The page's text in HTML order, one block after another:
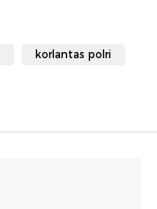
korlantas polri